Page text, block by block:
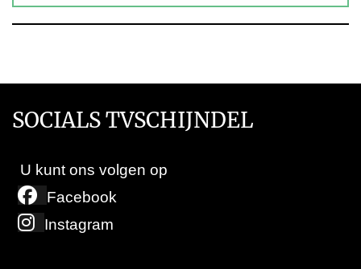
SOCIALS TVSCHIJNDEL
U kunt ons volgen op
Facebook
Instagram